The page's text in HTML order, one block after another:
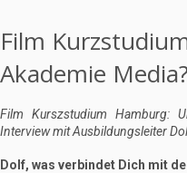
Film
Akademie
Film Kurszstudium Hamburg:
Interview mit Ausbildungsleiter
Dolf, was verbindet Dich mit